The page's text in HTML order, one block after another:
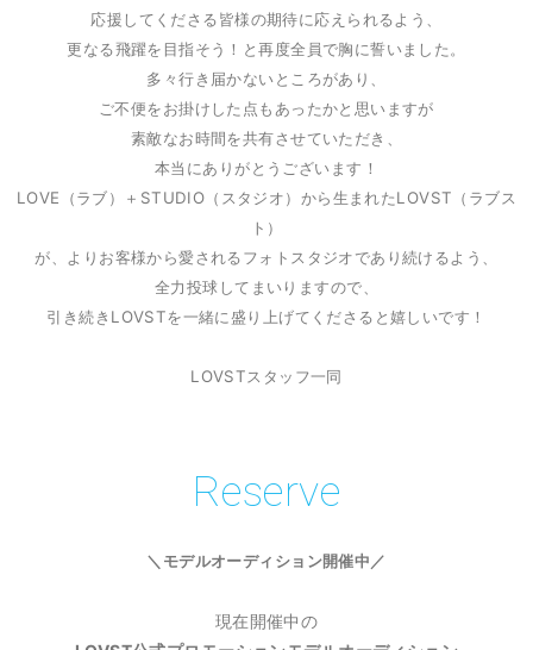
応援してくださる皆様の期待に応えられるよう、
更なる飛躍を目指そう！と再度全員で胸に誓いました。
多々行き届かないところがあり、
ご不便をお掛けした点もあったかと思いますが
素敵なお時間を共有させていただき、
本当にありがとうございます！
LOVE（ラブ）＋STUDIO（スタジオ）から生まれたLOVST（ラブス
ト）
が、よりお客様から愛されるフォトスタジオであり続けるよう、
全力投球してまいりますので、
引き続きLOVSTを一緒に盛り上げてくださると嬉しいです！
LOVSTスタッフ一同
Reserve
＼モデルオーディション開催中／
現在開催中の